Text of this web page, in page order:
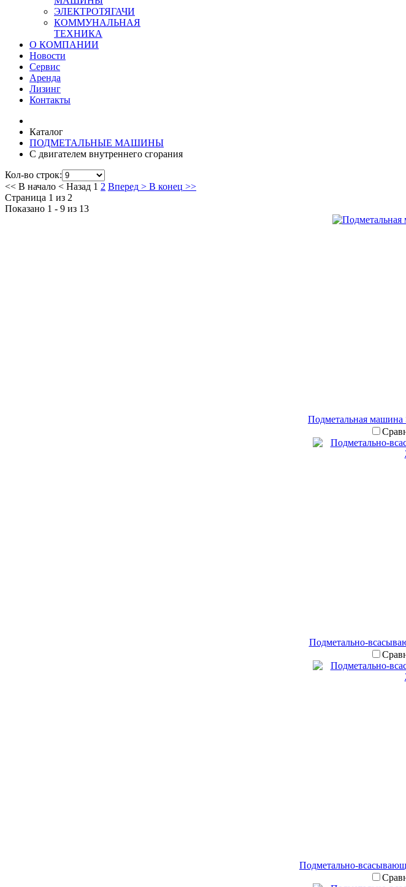
ЭЛЕКТРОТЯГАЧИ
КОММУНАЛЬНАЯ
ТЕХНИКА
О КОМПАНИИ
Новости
Сервис
Аренда
Лизинг
Контакты
Каталог
ПОДМЕТАЛЬНЫЕ МАШИНЫ
C двигателем внутреннего сгорания
Кол-во строк:
<< В начало < Назад 1 2 Вперед > В конец >>
Страница 1 из 2
Показано 1 - 9 из 13
Подметальная машина
Подметально-
Подметально-